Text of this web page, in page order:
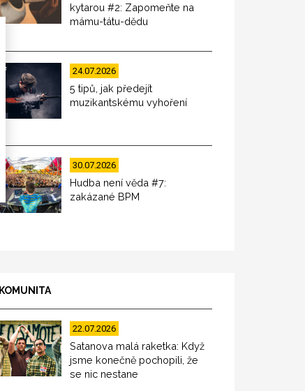
kytarou #2: Zapomeňte na
mámu-tátu-dědu
24.07.2026
5 tipů, jak předejít
muzikantskému vyhoření
30.07.2026
Hudba není věda #7:
zakázané BPM
KOMUNITA
22.07.2026
Satanova malá raketka: Když
jsme konečně pochopili, že
se nic nestane